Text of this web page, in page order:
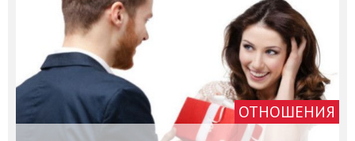
ОТНОШЕНИЯ